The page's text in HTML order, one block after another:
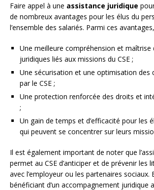
Faire appel à une assistance juridique
de nombreux avantages pour les élus du
l’ensemble des salariés. Parmi ces
Une meilleure compréhension et maîtrise
juridiques liés aux missions du CSE ;
Une sécurisation et une optimisation des
par le CSE ;
Une protection renforcée des droits et
;
Un gain de temps et d’efficacité pour les
qui peuvent se concentrer sur leurs
Il est également important de noter que
permet au CSE d’anticiper et de prévenir les
avec l’employeur ou les partenaires sociaux.
bénéficiant d’un accompagnement juridique